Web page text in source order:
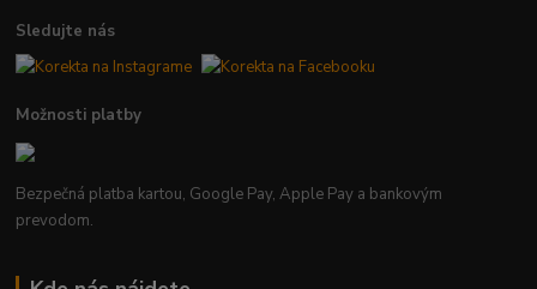
Sledujte nás
Možnosti platby
Bezpečná platba kartou, Google Pay, Apple Pay a bankovým
prevodom.